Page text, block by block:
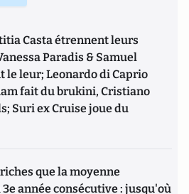
Casta étrennent leurs
Paradis & Samuel
leur; Leonardo di Caprio
fait du brukini, Cristiano
Suri ex Cruise joue du
que la moyenne
année consécutive : jusqu'où